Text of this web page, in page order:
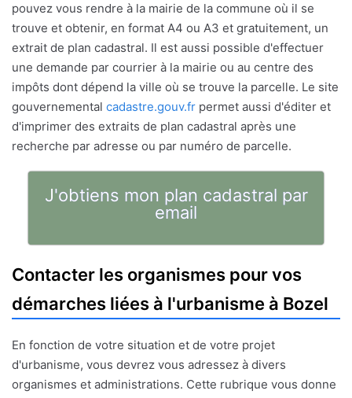
pouvez vous rendre à la mairie de la commune où il se
trouve et obtenir, en format A4 ou A3 et gratuitement, un
extrait de plan cadastral. Il est aussi possible d'effectuer
une demande par courrier à la mairie ou au centre des
impôts dont dépend la ville où se trouve la parcelle. Le site
gouvernemental cadastre.gouv.fr permet aussi d'éditer et
d'imprimer des extraits de plan cadastral après une
recherche par adresse ou par numéro de parcelle.
J'obtiens mon plan cadastral par
email
Contacter les organismes pour vos
démarches liées à l'urbanisme à Bozel
En fonction de votre situation et de votre projet
d'urbanisme, vous devrez vous adressez à divers
organismes et administrations. Cette rubrique vous donne